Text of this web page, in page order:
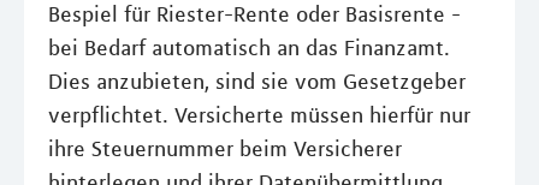
Bespiel für Riester-Rente oder Basisrente -
bei Bedarf automatisch an das Finanzamt.
Dies anzubieten, sind sie vom Gesetzgeber
verpflichtet. Versicherte müssen hierfür nur
ihre Steuernummer beim Versicherer